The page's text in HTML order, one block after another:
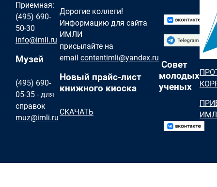
Приемная:
(495) 690-
50-30
info@imli.ru
Музей
(495) 690-
05-35 - для
справок
muz@imli.ru
Дорогие коллеги!
Информацию для сайта
ИМЛИ
присылайте на
email contentimli@yandex.ru
Новый прайс-лист
книжного киоска
СКАЧАТЬ
Совет
молодых
ученых